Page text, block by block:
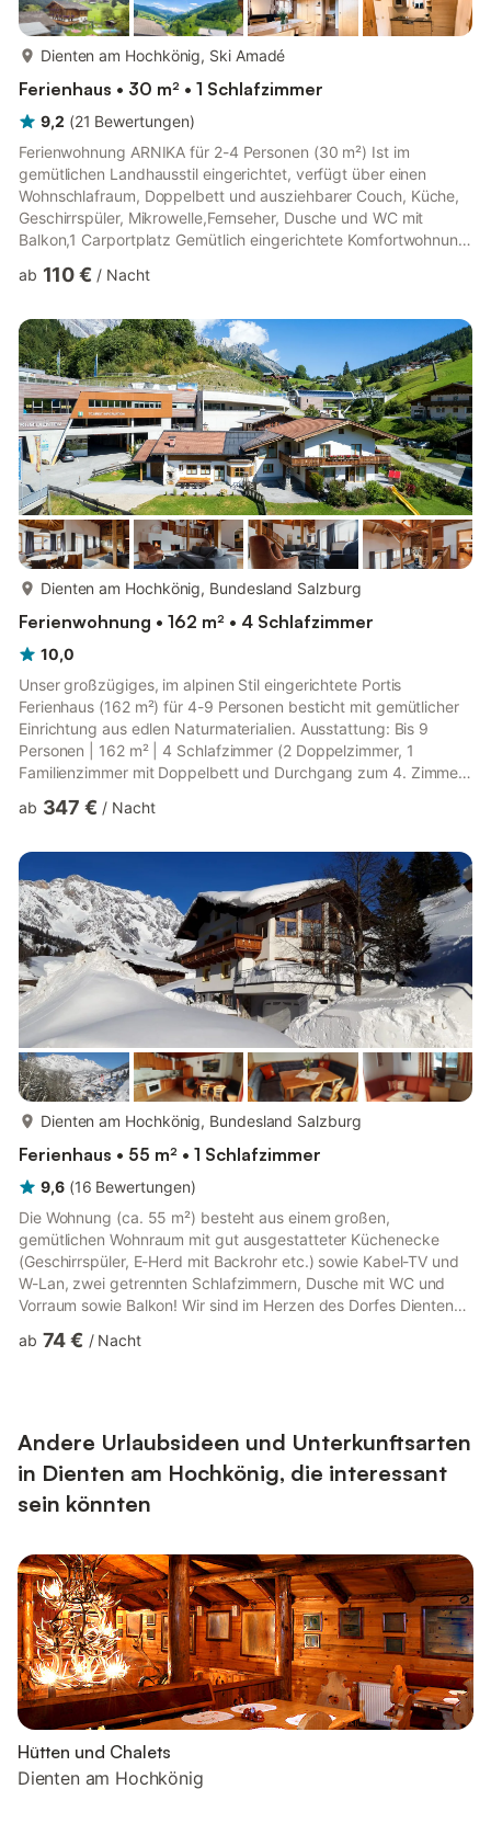
Dienten am Hochkönig, Ski Amadé
Ferienhaus • 30 m² • 1 Schlafzimmer
9,2 (21 Bewertungen)
Ferienwohnung ARNIKA für 2-4 Personen (30 m²) Ist im
gemütlichen Landhausstil eingerichtet, verfügt über einen
Wohnschlafraum, Doppelbett und ausziehbarer Couch, Küche,
Geschirrspüler, Mikrowelle,Fernseher, Dusche und WC mit
Balkon,1 Carportplatz Gemütlich eingerichtete Komfortwohnung
abgetrennt durch Schiebetüre), ausziehbare Schlafcouch,
Platten E- Herd, Mikrowelle, Geschirrspüler,
Kaffeemaschine,sämtliches Geschirr, Bettwäsche,Handtücher,
Carportplatz für ein Auto. Hochkönig Card ...
ab 110 € / Nacht
Dienten am Hochkönig, Bundesland Salzburg
Ferienwohnung • 162 m² • 4 Schlafzimmer
10,0
Unser großzügiges, im alpinen Stil eingerichtete Portis
Ferienhaus (162 m²) für 4-9 Personen besticht mit gemütlicher
Einrichtung aus edlen Naturmaterialien. Ausstattung: Bis 9
Personen | 162 m² | 4 Schlafzimmer (2 Doppelzimmer, 1
Familienzimmer mit Doppelbett und Durchgang zum 4. Zimmer
mit Loungebereich (ideal als gemütliches Lesebett) und
Gartenzugang | geeignet für Familien und Freunde AKTIVE
AUSZEIT FÜR GENIESSER! Biken, Wandern, Skifahren &
Wellness mitten in Dien...
ab 347 € / Nacht
Dienten am Hochkönig, Bundesland Salzburg
Ferienhaus • 55 m² • 1 Schlafzimmer
9,6 (16 Bewertungen)
Die Wohnung (ca. 55 m²) besteht aus einem großen,
gemütlichen Wohnraum mit gut ausgestatteter Küchenecke
(Geschirrspüler, E-Herd mit Backrohr etc.) sowie Kabel-TV und
W-Lan, zwei getrennten Schlafzimmern, Dusche mit WC und
Vorraum sowie Balkon! Wir sind im Herzen des Dorfes Dienten
während des ganzen Urlaubs nicht brauchen, denn das
doch liegen wir sehr ruhig. H...
ab 74 € / Nacht
Andere Urlaubsideen und Unterkunftsarten
in Dienten am Hochkönig, die interessant
sein könnten
Hütten und Chalets
Dienten am Hochkönig